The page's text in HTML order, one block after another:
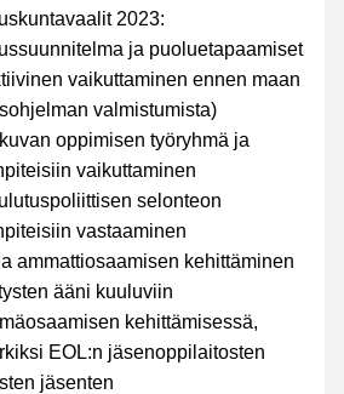
2023:
ja puoluetapaamiset
vaikuttaminen ennen maan
valmistumista)
oppimisen työryhmä ja
vaikuttaminen
selonteon
vastaaminen
ammattiosaamisen kehittäminen
ääni kuuluviin
kehittämisessä,
EOL:n jäsenoppilaitosten
jäsenten